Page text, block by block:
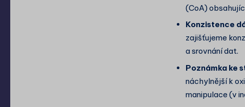
(CoA)
Konzistence
zajišťujeme
a srovnání dat.
Poznámka ke
náchylnější k
manipulace (v